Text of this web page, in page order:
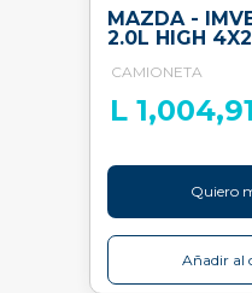
MAZDA -
2.0L HIGH 4X2
CAMIONETA
L
Quiero
Añadir al